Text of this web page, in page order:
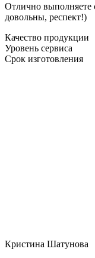
Отлично выполняете
довольны, респект!)
Качество продукции
Уровень сервиса
Срок изготовления
Кристина Шатунова